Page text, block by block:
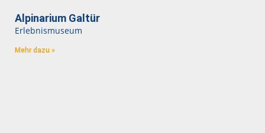
Alpinarium Galtür
Erlebnismuseum
Mehr dazu »